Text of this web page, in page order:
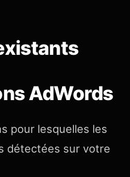
AdWords
pour lesquelles les
détectées sur votre